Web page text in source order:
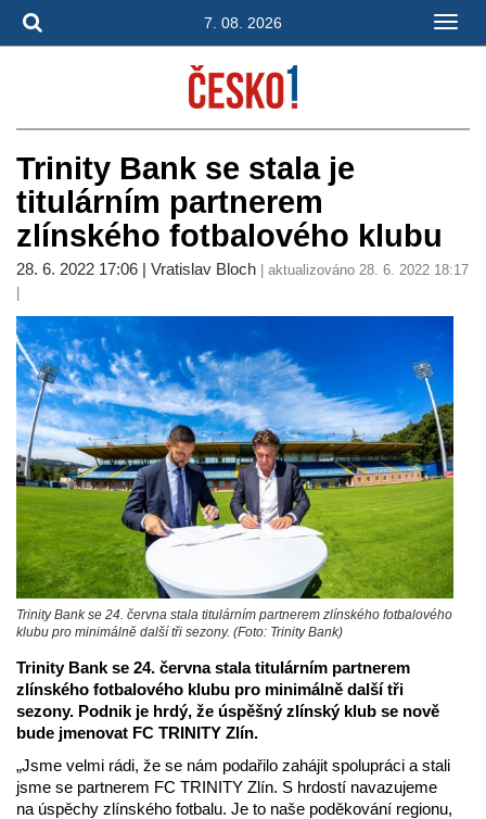
7. 08. 2026
Trinity Bank se stala je
titulárním partnerem
zlínského fotbalového klubu
28. 6. 2022 17:06 | Vratislav Bloch | aktualizováno 28. 6. 2022 18:17
Trinity Bank se 24. června stala titulárním partnerem zlínského fotbalového
klubu pro minimálně další tři sezony. (Foto: Trinity Bank)
Trinity Bank se 24. června stala titulárním partnerem
zlínského fotbalového klubu pro minimálně další tři
sezony. Podnik je hrdý, že úspěšný zlínský klub se nově
bude jmenovat FC TRINITY Zlín.
„Jsme velmi rádi, že se nám podařilo zahájit spolupráci a stali
jsme se partnerem FC TRINITY Zlín. S hrdostí navazujeme
na úspěchy zlínského fotbalu. Je to naše poděkování regionu,